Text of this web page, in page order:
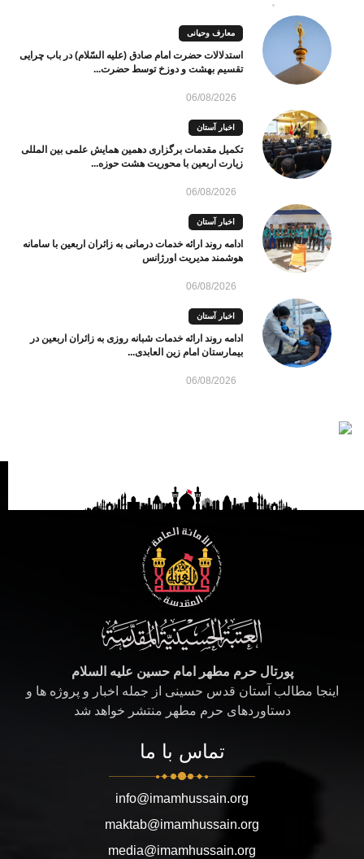
معارف وحیانی
استدلالات حضرت امام صادق (علیه السّلام) در باب چرایی
تقسیم بهشت و دوزخ توسط حضرت...
06/08/2026
اخبار آستان
تکمیل مقدمات برگزاری دهمین همایش علمی بین المللی
زیارت اربعین با محوریت هشت حوزه...
06/08/2026
اخبار آستان
ادامه روند ارائه خدمات درمانی به زائران اربعین با سامانه
هوشمند مدیریت اورژانس
06/08/2026
اخبار آستان
ادامه روند ارائه خدمات شبانه روزی به زائران اربعین در
بیمارستان امام زین العابدی...
06/08/2026
پورتال حرم مطهر امام حسین علیه السلام
اینجا مطالب آستان قدس حسینی از جمله اخبار و پروژه ها و
دستاوردهای حرم مطهر منتشر خواهد شد
تماس با ما
info@imamhussain.org
maktab@imamhussain.org
media@imamhussain.org